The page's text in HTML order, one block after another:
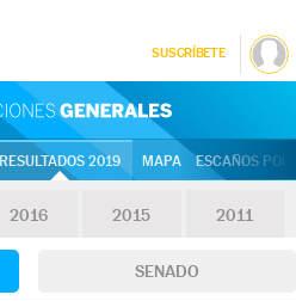
SUSCRÍBETE
RESULTADOS 2019 MAPA ESCAÑOS
2016 2015 2011
SENADO